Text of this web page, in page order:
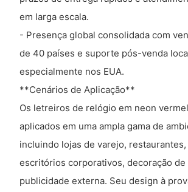
em larga escala.
- Presença global consolidada com
de 40 países e suporte pós-venda
especialmente nos EUA.
**Cenários de Aplicação**
Os letreiros de relógio em neon
aplicados em uma ampla gama de
incluindo lojas de varejo, restaurantes,
escritórios corporativos, decoração de
publicidade externa. Seu design à